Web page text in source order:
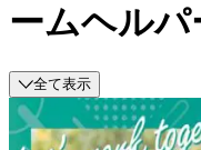
ームヘルパ
全て表示